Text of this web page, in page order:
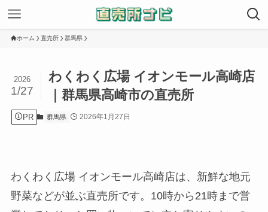
ホーム 直売所 群馬県
わくわく広場 イオンモール高崎店
｜群馬県高崎市の直売所
2026
1/27
PR 群馬県 2026年1月27日
わくわく広場 イオンモール高崎店は、新鮮な地元
野菜などが並ぶ直売所です。10時から21時まで営